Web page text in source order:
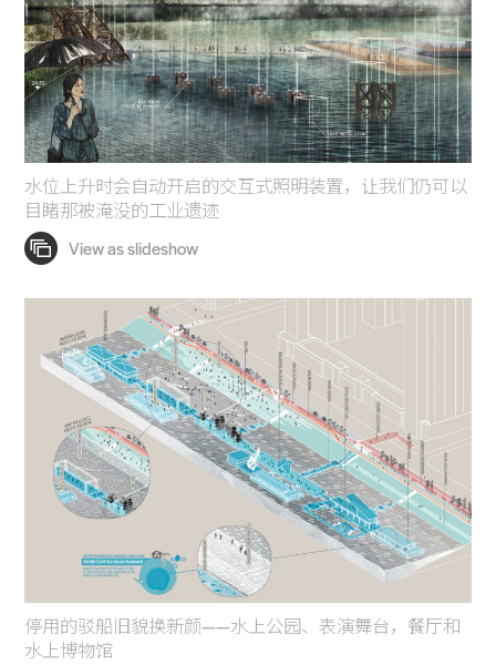
水位上升时会自动开启的交互式照明装置，让我们仍可以
目睹那被淹没的工业遗迹
停用的驳船旧貌换新颜——水上公园、表演舞台，餐厅和
水上博物馆
People
Voices
Search Sasaki